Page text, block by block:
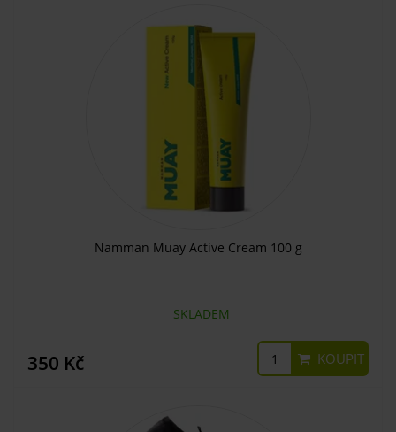
Namman Muay Active Cream 100 g
SKLADEM
350 Kč KOUPIT